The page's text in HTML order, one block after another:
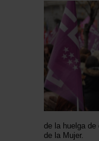
de la huelga de
de la Mujer.